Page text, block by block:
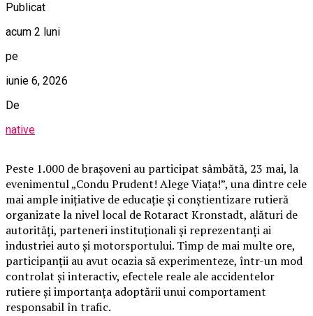
Publicat
acum 2 luni
pe
iunie 6, 2026
De
native
Peste 1.000 de brașoveni au participat sâmbătă, 23 mai, la
evenimentul „Condu Prudent! Alege Viața!”, una dintre cele
mai ample inițiative de educație și conștientizare rutieră
organizate la nivel local de Rotaract Kronstadt, alături de
autorități, parteneri instituționali și reprezentanți ai
industriei auto și motorsportului. Timp de mai multe ore,
participanții au avut ocazia să experimenteze, într-un mod
controlat și interactiv, efectele reale ale accidentelor
rutiere și importanța adoptării unui comportament
responsabil în trafic.